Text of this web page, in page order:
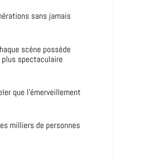
sans jamais
scène possède
plus spectaculaire
que l’émerveillement
milliers de personnes